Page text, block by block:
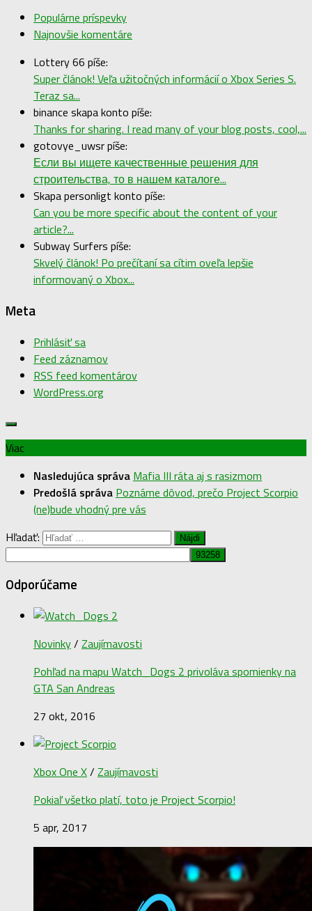
Populárne príspevky
Najnovšie komentáre
Lottery 66 píše:
Super článok! Veľa užitočných informácií o Xbox Series S.
Teraz sa...
binance skapa konto píše:
Thanks for sharing. I read many of your blog posts, cool,...
gotovye_uwsr píše:
Если вы ищете качественные решения для
строительства, то в нашем каталоге...
Skapa personligt konto píše:
Can you be more specific about the content of your
article?...
Subway Surfers píše:
Skvelý článok! Po prečítaní sa cítim oveľa lepšie
informovaný o Xbox...
Meta
Prihlásiť sa
Feed záznamov
RSS feed komentárov
WordPress.org
Viac
Nasledujúca správa Mafia III ráta aj s rasizmom
Predošlá správa Poznáme dôvod, prečo Project Scorpio
(ne)bude vhodný pre vás
Hľadať:
Odporúčame
Novinky/ Zaujímavosti
Pohľad na mapu Watch_Dogs 2 privoláva spomienky na
GTA San Andreas
27 okt, 2016
Xbox One X/ Zaujímavosti
Pokiaľ všetko platí, toto je Project Scorpio!
5 apr, 2017